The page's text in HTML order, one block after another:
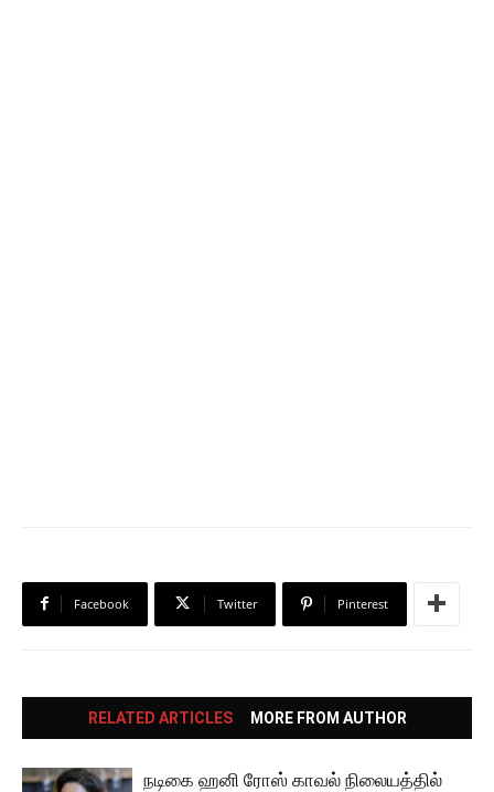
Facebook Twitter Pinterest
RELATED ARTICLES MORE FROM AUTHOR
நடிகை ஹனி ரோஸ் காவல் நிலையத்தில்